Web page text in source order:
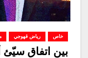
خاص رياض قهوجي
بين اتفاق سيّئ